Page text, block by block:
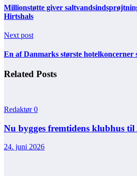
Millionstøtte giver
Hirtshals
Next post
En af Danmarks største hotelkoncerner
Related Posts
Redaktør0
Nu bygges fremtidens klubhus til
24. juni 2026